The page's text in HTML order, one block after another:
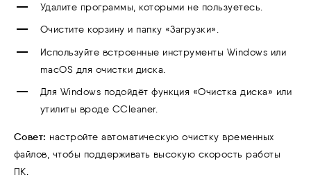
Удалите программы, которыми не пользуетесь.
Очистите корзину и папку «Загрузки».
Используйте встроенные инструменты Windows или
macOS для очистки диска.
Для Windows подойдёт функция «Очистка диска» или
утилиты вроде CCleaner.
Совет: настройте автоматическую очистку временных
файлов, чтобы поддерживать высокую скорость работы
ПК.